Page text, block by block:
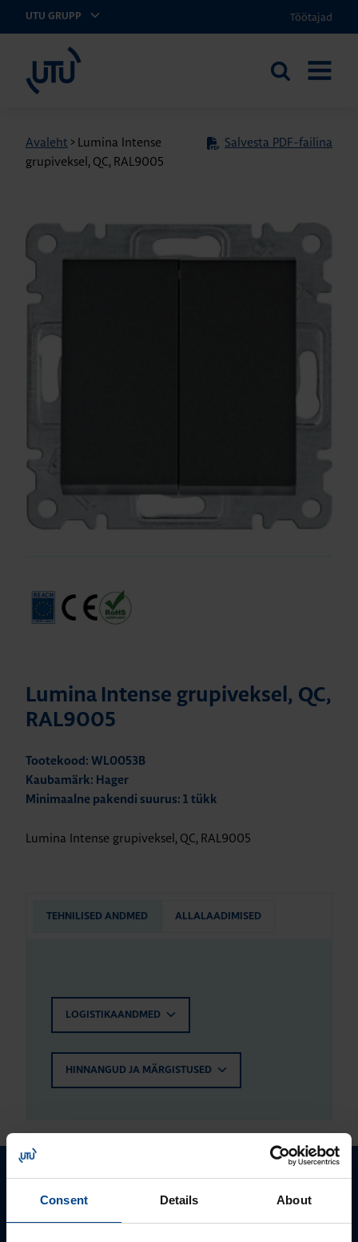
Consent Details About
UTU GRUPP Töötajad
Otsi
Avaleht > Lumina Intense
grupiveksel, QC, RAL9005
Salvesta PDF-failina
Lumina Intense grupiveksel, QC,
RAL9005
Tootekood: WL0053B
Kaubamärk: Hager
Minimaalne pakendi suurus: 1 tükk
Lumina Intense grupiveksel, QC, RAL9005
TEHNILISED ANDMED ALLALAADIMISED
LOGISTIKAANDMED
HINNANGUD JA MÄRGISTUSED